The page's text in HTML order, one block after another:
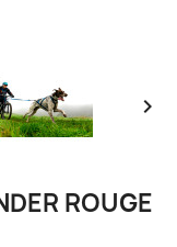

ROUGE